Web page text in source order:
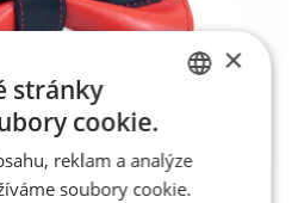
ENGLISH
×
stránky
cookie.
reklam a analýze
soubory cookie.